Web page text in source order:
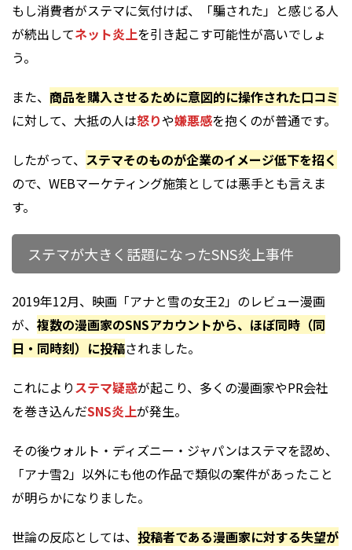
もし消費者がステマに気付けば、「騙された」と感じる人
が続出してネット炎上を引き起こす可能性が高いでしょ
う。
また、 商品を購入させるために意図的に操作された口コミ
に対して、大抵の人は怒りや嫌悪感を抱くのが普通です。
したがって、 ステマそのものが企業のイメージ低下を招く
ので、WEBマーケティング施策としては悪手とも言えま
す。
ステマが大きく話題になったSNS炎上事件
2019年12月、映画「アナと雪の女王2」のレビュー漫画
が、 複数の漫画家のSNSアカウントから、ほぼ同時（同
日・同時刻）に投稿されました。
これによりステマ疑惑が起こり、多くの漫画家やPR会社
を巻き込んだSNS炎上が発生。
その後ウォルト・ディズニー・ジャパンはステマを認め、
「アナ雪2」以外にも他の作品で類似の案件があったこと
が明らかになりました。
世論の反応としては、 投稿者である漫画家に対する失望が